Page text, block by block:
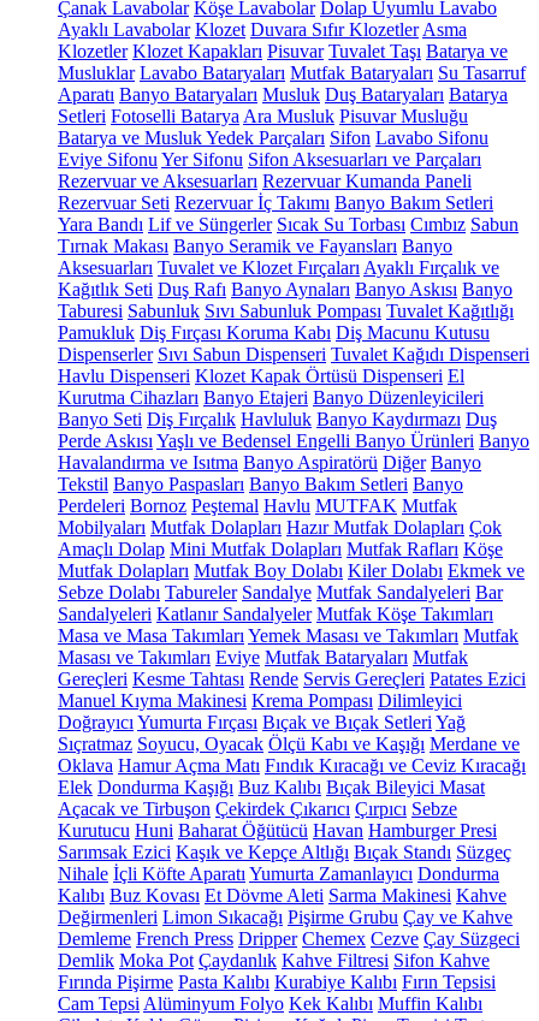
Çanak Lavabolar Köşe Lavabolar Dolap Uyumlu Lavabo
Ayaklı Lavabolar Klozet Duvara Sıfır Klozetler Asma
Klozetler Klozet Kapakları Pisuvar Tuvalet Taşı Batarya ve
Musluklar Lavabo Bataryaları Mutfak Bataryaları Su Tasarruf
Aparatı Banyo Bataryaları Musluk Duş Bataryaları Batarya
Setleri Fotoselli Batarya Ara Musluk Pisuvar Musluğu
Batarya ve Musluk Yedek Parçaları Sifon Lavabo Sifonu
Eviye Sifonu Yer Sifonu Sifon Aksesuarları ve Parçaları
Rezervuar ve Aksesuarları Rezervuar Kumanda Paneli
Rezervuar Seti Rezervuar İç Takımı Banyo Bakım Setleri
Yara Bandı Lif ve Süngerler Sıcak Su Torbası Cımbız Sabun
Tırnak Makası Banyo Seramik ve Fayansları Banyo
Aksesuarları Tuvalet ve Klozet Fırçaları Ayaklı Fırçalık ve
Kağıtlık Seti Duş Rafı Banyo Aynaları Banyo Askısı Banyo
Taburesi Sabunluk Sıvı Sabunluk Pompası Tuvalet Kağıtlığı
Pamukluk Diş Fırçası Koruma Kabı Diş Macunu Kutusu
Dispenserler Sıvı Sabun Dispenseri Tuvalet Kağıdı Dispenseri
Havlu Dispenseri Klozet Kapak Örtüsü Dispenseri El
Kurutma Cihazları Banyo Etajeri Banyo Düzenleyicileri
Banyo Seti Diş Fırçalık Havluluk Banyo Kaydırmazı Duş
Perde Askısı Yaşlı ve Bedensel Engelli Banyo Ürünleri Banyo
Havalandırma ve Isıtma Banyo Aspiratörü Diğer Banyo
Tekstil Banyo Paspasları Banyo Bakım Setleri Banyo
Perdeleri Bornoz Peştemal Havlu MUTFAK Mutfak
Mobilyaları Mutfak Dolapları Hazır Mutfak Dolapları Çok
Amaçlı Dolap Mini Mutfak Dolapları Mutfak Rafları Köşe
Mutfak Dolapları Mutfak Boy Dolabı Kiler Dolabı Ekmek ve
Sebze Dolabı Tabureler Sandalye Mutfak Sandalyeleri Bar
Sandalyeleri Katlanır Sandalyeler Mutfak Köşe Takımları
Masa ve Masa Takımları Yemek Masası ve Takımları Mutfak
Masası ve Takımları Eviye Mutfak Bataryaları Mutfak
Gereçleri Kesme Tahtası Rende Servis Gereçleri Patates Ezici
Manuel Kıyma Makinesi Krema Pompası Dilimleyici
Doğrayıcı Yumurta Fırçası Bıçak ve Bıçak Setleri Yağ
Sıçratmaz Soyucu, Oyacak Ölçü Kabı ve Kaşığı Merdane ve
Oklava Hamur Açma Matı Fındık Kıracağı ve Ceviz Kıracağı
Elek Dondurma Kaşığı Buz Kalıbı Bıçak Bileyici Masat
Açacak ve Tirbuşon Çekirdek Çıkarıcı Çırpıcı Sebze
Kurutucu Huni Baharat Öğütücü Havan Hamburger Presi
Sarımsak Ezici Kaşık ve Kepçe Altlığı Bıçak Standı Süzgeç
Nihale İçli Köfte Aparatı Yumurta Zamanlayıcı Dondurma
Kalıbı Buz Kovası Et Dövme Aleti Sarma Makinesi Kahve
Değirmenleri Limon Sıkacağı Pişirme Grubu Çay ve Kahve
Demleme French Press Dripper Chemex Cezve Çay Süzgeci
Demlik Moka Pot Çaydanlık Kahve Filtresi Sifon Kahve
Fırında Pişirme Pasta Kalıbı Kurabiye Kalıbı Fırın Tepsisi
Cam Tepsi Alüminyum Folyo Kek Kalıbı Muffin Kalıbı